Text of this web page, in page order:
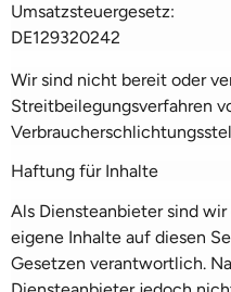
Umsatzsteuergesetz:
DE129320242
Wir sind nicht bereit oder
Streitbeilegungsverfahren
Haftung für Inhalte
Als Diensteanbieter sind wir
eigene Inhalte auf diesen
Gesetzen verantwortlich.